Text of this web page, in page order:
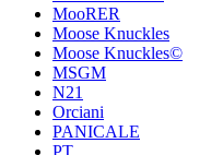
MooRER
Moose Knuckles
Moose Knuckles©️
MSGM
N21
Orciani
PANICALE
PT